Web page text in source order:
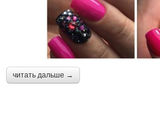
читать дальше →